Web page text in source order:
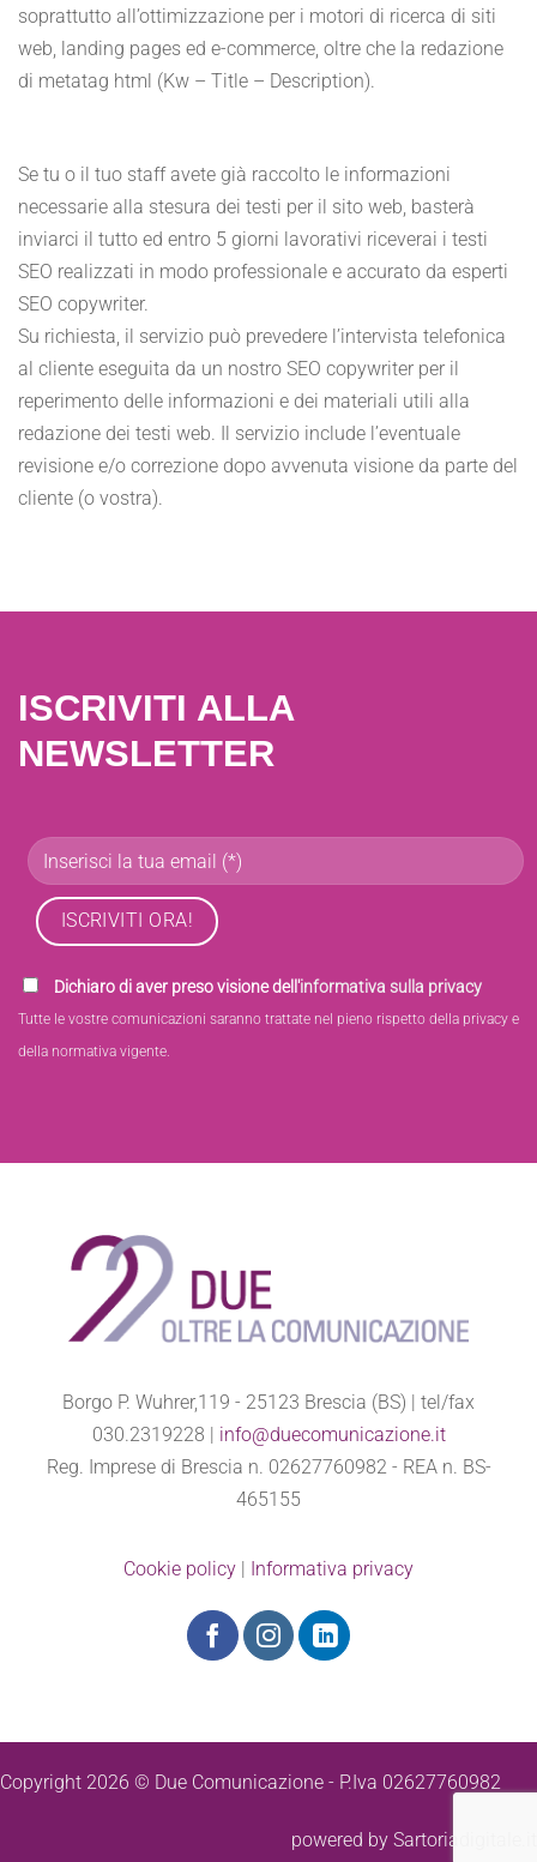
soprattutto all’ottimizzazione per i motori di ricerca di siti
web, landing pages ed e-commerce, oltre che la redazione
di metatag html (Kw – Title – Description).
Se tu o il tuo staff avete già raccolto le informazioni
necessarie alla stesura dei testi per il sito web, basterà
inviarci il tutto ed entro 5 giorni lavorativi riceverai i testi
SEO realizzati in modo professionale e accurato da esperti
SEO copywriter.
Su richiesta, il servizio può prevedere l’intervista telefonica
al cliente eseguita da un nostro SEO copywriter per il
reperimento delle informazioni e dei materiali utili alla
redazione dei testi web. Il servizio include l’eventuale
revisione e/o correzione dopo avvenuta visione da parte del
cliente (o vostra).
ISCRIVITI ALLA
NEWSLETTER
Dichiaro di aver preso visione dell'informativa sulla privacy
Tutte le vostre comunicazioni saranno trattate nel pieno rispetto della privacy e
della normativa vigente.
Borgo P. Wuhrer,119 - 25123 Brescia (BS) | tel/fax
030.2319228 | info@duecomunicazione.it
Reg. Imprese di Brescia n. 02627760982 - REA n. BS-
465155
Cookie policy | Informativa privacy
Copyright 2026 © Due Comunicazione - P.Iva 02627760982
powered by Sartoriadigitale.it